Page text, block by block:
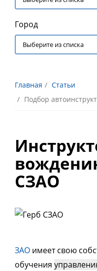
Город
Главная
Статьи
Подбор
СЗАО
ЗАО имеет свою
обучения